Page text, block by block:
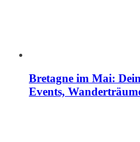
Bretagne im Mai:
Events,